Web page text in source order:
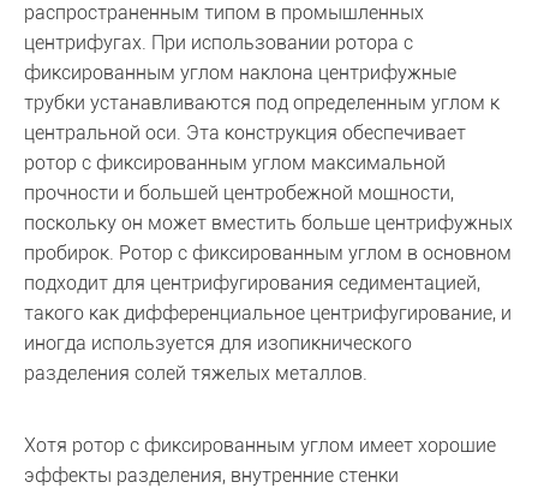
распространенным типом в промышленных
центрифугах. При использовании ротора с
фиксированным углом наклона центрифужные
трубки устанавливаются под определенным углом к
центральной оси. Эта конструкция обеспечивает
ротор с фиксированным углом максимальной
прочности и большей центробежной мощности,
поскольку он может вместить больше центрифужных
пробирок. Ротор с фиксированным углом в основном
подходит для центрифугирования седиментацией,
такого как дифференциальное центрифугирование, и
иногда используется для изопикнического
разделения солей тяжелых металлов.
Хотя ротор с фиксированным углом имеет хорошие
эффекты разделения, внутренние стенки